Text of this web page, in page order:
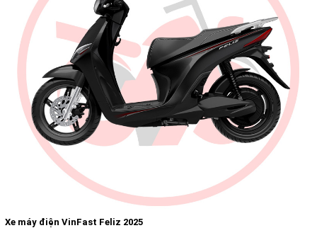
Xe máy điện VinFast Feliz 2025